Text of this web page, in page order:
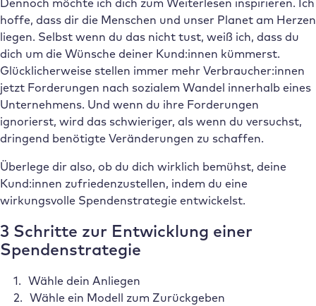
hoffe, dass dir die Menschen und unser Planet am Herzen
liegen. Selbst wenn du das nicht tust, weiß ich, dass du
dich um die Wünsche deiner Kund:innen kümmerst.
Glücklicherweise stellen immer mehr Verbraucher:innen
jetzt Forderungen nach sozialem Wandel innerhalb eines
Unternehmens. Und wenn du ihre Forderungen
ignorierst, wird das schwieriger, als wenn du versuchst,
dringend benötigte Veränderungen zu schaffen.
Überlege dir also, ob du dich wirklich bemühst, deine
Kund:innen zufriedenzustellen, indem du eine
wirkungsvolle Spendenstrategie entwickelst.
3 Schritte zur Entwicklung einer
Spendenstrategie
Wähle dein Anliegen
Wähle ein Modell zum Zurückgeben